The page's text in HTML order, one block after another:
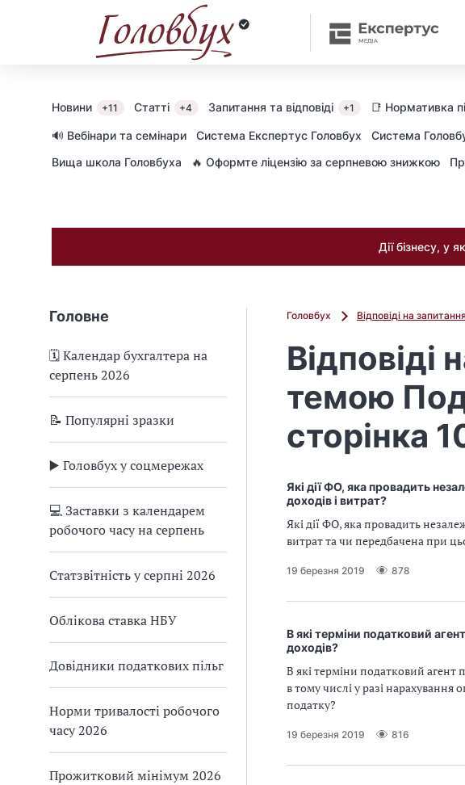
Новини +11 Статті +4 Запитання та відповіді +1 📑 Нормативка
🔊 Вебінари та семінари Cистема Експертус Головбух Система
Вища школа Головбуха
🔥 Оформте ліцензію за серпневою знижкою
Дії бізнесу, у
Головне
🗓️ Календар бухгалтера на
серпень 2026
📝 Популярні зразки
▶️ Головбух у соцмережах
💻 Заставки з календарем
робочого часу на серпень
Статзвітність у серпні 2026
Облікова ставка НБУ
Довідники податкових пільг
Норми тривалості робочого
часу 2026
Прожитковий мінімум 2026
Головбух Відповіді на запитання
Відповіді
темою
сторінка
Які дії ФО, яка провадить
доходів і витрат?
Які дії ФО, яка провадить
витрат та чи передбачена при
19 березня 2019 878
В які терміни податковий
доходів?
В які терміни податковий
в тому числі у разі
податку?
19 березня 2019 816